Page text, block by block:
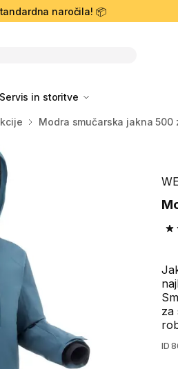
naročila! 📦
Servis in storitve
Modra smučarska jakna 500
za
ID